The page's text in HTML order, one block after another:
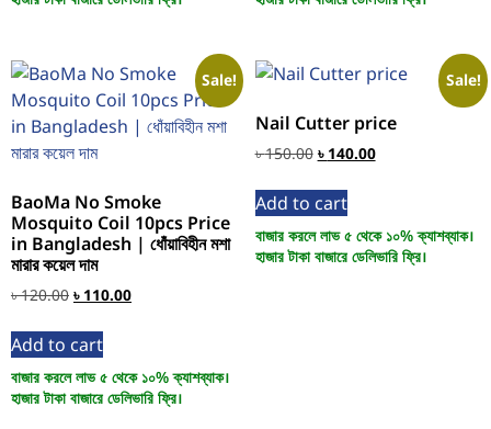
Sale!
BaoMa No Smoke
Mosquito Coil 10pcs Price
in Bangladesh | ধোঁয়াবিহীন মশা
মারার কয়েল দাম
৳120.00 ৳ 110.00
Add to cart
বাজার করলে লাভ ৫ থেকে ১০% ক্যাশব্যাক।
হাজার টাকা বাজারে ডেলিভারি ফ্রি।
Sale!
Nail Cutter price
৳150.00 ৳ 140.00
Add to cart
বাজার করলে লাভ ৫ থেকে ১০% ক্যাশব্যাক।
হাজার টাকা বাজারে ডেলিভারি ফ্রি।